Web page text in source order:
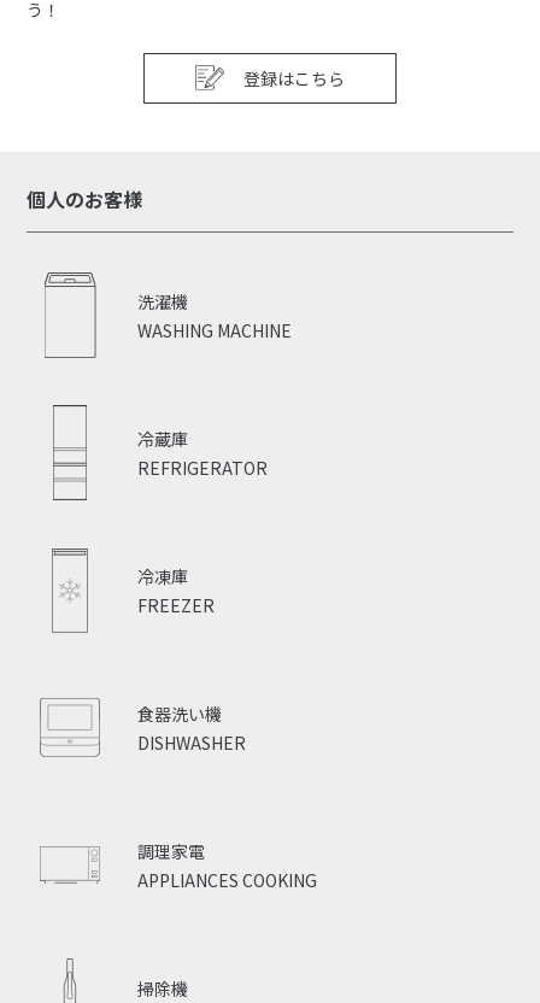
う！
登録はこちら
個人のお客様
WASHING MACHINE
洗濯機
REFRIGERATOR
冷蔵庫
FREEZER
冷凍庫
DISHWASHER
食器洗い機
APPLIANCES COOKING
調理家電
掃除機